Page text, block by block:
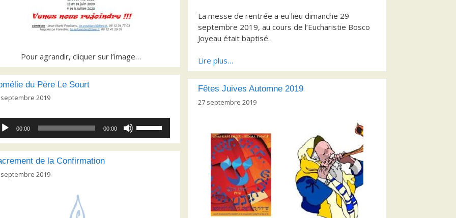
Pour agrandir, cliquer sur l’image…
La messe de rentrée a eu lieu dimanche 29
septembre 2019, au cours de l’Eucharistie Bosco
Joyeau était baptisé.
Lire plus…
du Père Le Sourt
2019
00:00 00:00
flèches
Fêtes Juives Automne 2019
27 septembre 2019
de la Confirmation
2019